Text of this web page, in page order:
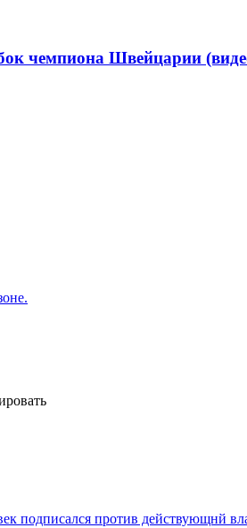
чемпиона Швейцарии
подписался против действующнй